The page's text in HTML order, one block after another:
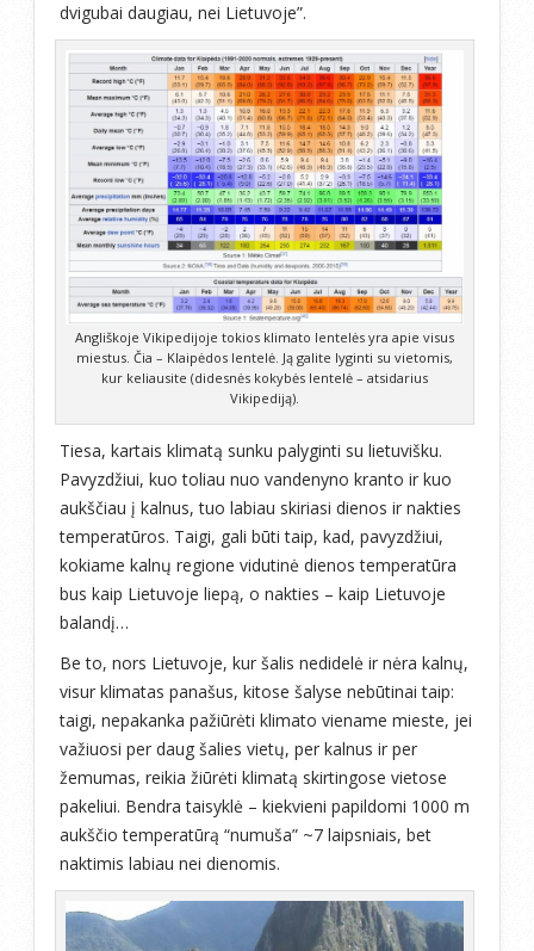
dvigubai daugiau, nei Lietuvoje”.
Angliškoje Vikipedijoje tokios klimato lentelės yra apie visus
miestus. Čia – Klaipėdos lentelė. Ją galite lyginti su vietomis,
kur keliausite (didesnės kokybės lentelė – atsidarius
Vikipediją).
Tiesa, kartais klimatą sunku palyginti su lietuvišku.
Pavyzdžiui, kuo toliau nuo vandenyno kranto ir kuo
aukščiau į kalnus, tuo labiau skiriasi dienos ir nakties
temperatūros. Taigi, gali būti taip, kad, pavyzdžiui,
kokiame kalnų regione vidutinė dienos temperatūra
bus kaip Lietuvoje liepą, o nakties – kaip Lietuvoje
balandį…
Be to, nors Lietuvoje, kur šalis nedidelė ir nėra kalnų,
visur klimatas panašus, kitose šalyse nebūtinai taip:
taigi, nepakanka pažiūrėti klimato viename mieste, jei
važiuosi per daug šalies vietų, per kalnus ir per
žemumas, reikia žiūrėti klimatą skirtingose vietose
pakeliui. Bendra taisyklė – kiekvieni papildomi 1000 m
aukščio temperatūrą “numuša” ~7 laipsniais, bet
naktimis labiau nei dienomis.